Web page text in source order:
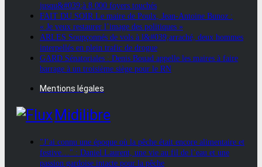
jusqu&#039;à 8 000 foyers touchés
FAIT DU SOIR Le maire de Poulx, Jean-Antoine Bunoz :
« Je veux restaurer l’image des politiques »
ARLES Soupçonnés de vols à l&#039;arraché, deux hommes
interpellés en plein trafic de drogue
GARD Sénatoriales : Denis Bouad appelle les maires à faire
barrage à un troisième siège pour le RN
Mentions légales
Midilibre
"J’ai connu une époque où la pêche était encore alimentaire et
festive…" : Daniel Laurent, une vie au fil de l’eau et une
passion gardoise intacte pour la pêche